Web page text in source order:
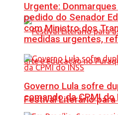
Festival Literário
Urgente:
pedido do Senador
com Ministro dos
medidas urgentes,
Governo Lula sofre
comando da CPMI do